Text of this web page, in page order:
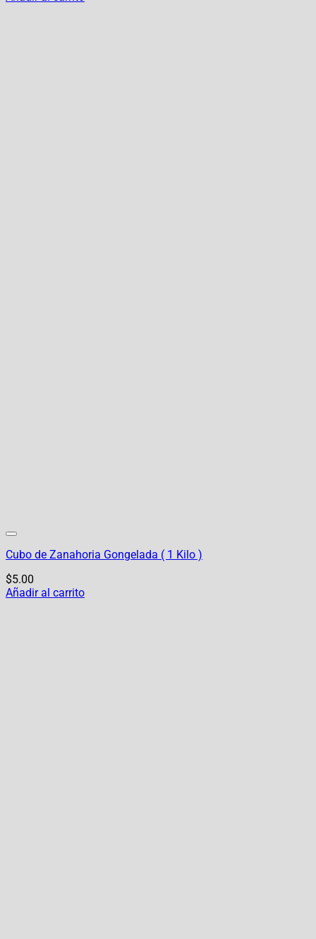
Cubo de Zanahoria Gongelada ( 1 Kilo )
$5.00
Añadir al carrito